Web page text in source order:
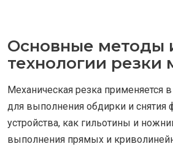
Основные методы
технологии резки
Механическая резка применяется
для выполнения обдирки и снятия
устройства, как гильотины и
выполнения прямых и